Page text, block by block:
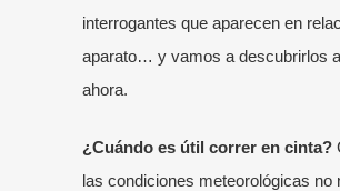
interrogantes que aparecen en
aparato… y vamos a descubrirlos
ahora.
¿Cuándo es útil correr en cinta?
las condiciones meteorológicas no